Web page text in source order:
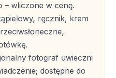
eksplorować niewielkie
i doświadczyć ciszy oraz
wyjątkowym —
– wliczone w cenę.
ręcznik, krem
fotograf uwieczni
dostępne do